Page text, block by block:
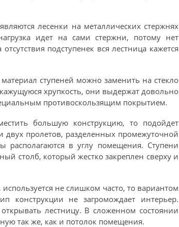
лесенки на металлических стержнях
идет на сами стержни, потому нет
подступенек вся лестница кажется
ступеней можно заменить на стекло
хрупкость, они выдержат довольно
противоскользящим покрытием.
большую конструкцию, то подойдет
двух пролетов, разделенных промежуточной
в углу помещения. Ступени
столб, который жестко закреплен сверху и
не слишком часто, то вариантом
конструкции не загромождает интерьер.
лестницу. В сложенном состоянии
так же, как и потолок помещения.